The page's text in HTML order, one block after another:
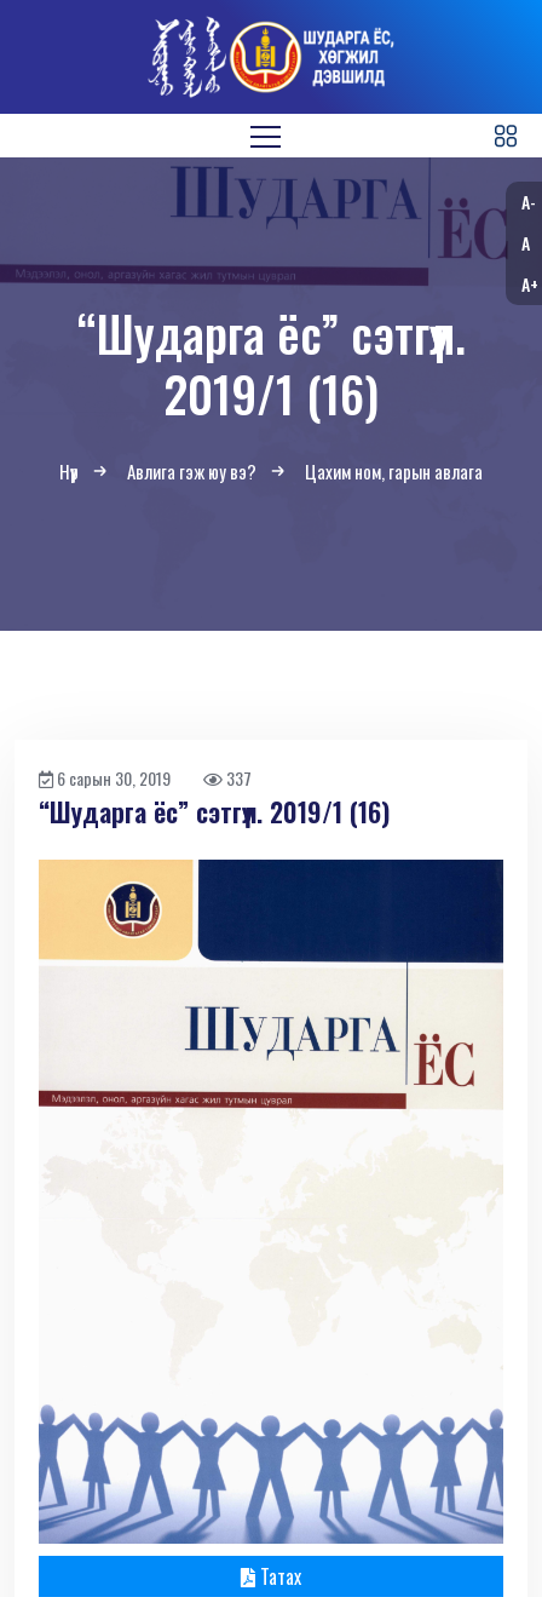
“Шударга ёс” сэтгүүл.
2019/1 (16)
Нүүр Авлига гэж юу вэ? Цахим ном, гарын авлага
6 сарын 30, 2019 337
“Шударга ёс” сэтгүүл. 2019/1 (16)
Татах
A-
A
A+